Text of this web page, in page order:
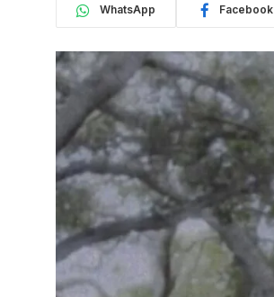
WhatsApp Facebook